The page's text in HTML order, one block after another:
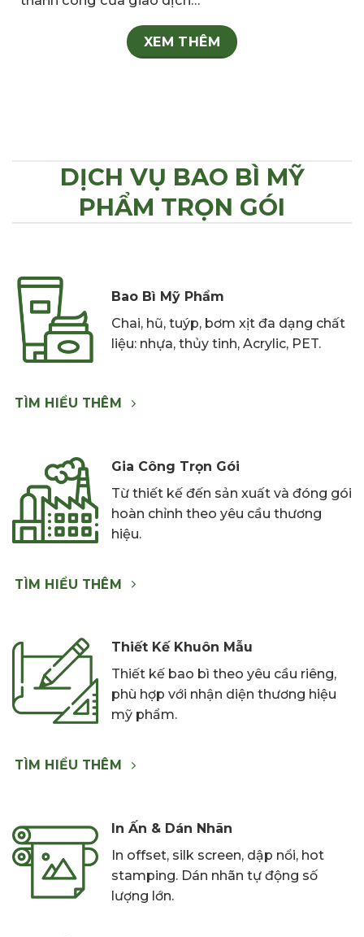
XEM THÊM
DỊCH VỤ BAO BÌ MỸ
PHẨM TRỌN GÓI
Bao Bì Mỹ Phẩm
Chai, hũ, tuýp, bơm xịt đa dạng chất
liệu: nhựa, thủy tinh, Acrylic, PET.
TÌM HIỂU THÊM
Gia Công Trọn Gói
Từ thiết kế đến sản xuất và đóng gói
hoàn chỉnh theo yêu cầu thương
hiệu.
TÌM HIỂU THÊM
Thiết Kế Khuôn Mẫu
Thiết kế bao bì theo yêu cầu riêng,
phù hợp với nhận diện thương hiệu
mỹ phẩm.
TÌM HIỂU THÊM
In Ấn & Dán Nhãn
In offset, silk screen, dập nổi, hot
stamping. Dán nhãn tự động số
lượng lớn.